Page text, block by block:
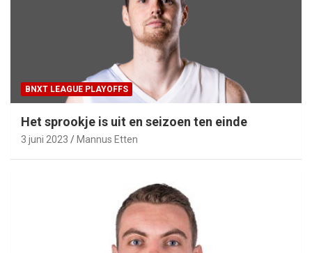
BNXT LEAGUE PLAYOFFS
Het sprookje is uit en seizoen ten einde
3 juni 2023 Mannus Etten